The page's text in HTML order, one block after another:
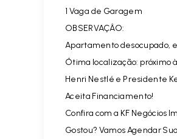
1 Vaga de Garagem
OBSERVAÇÂO:
Apartamento desocupado,
Ótima localização: próximo
Henri Nestlé e Presidente
Aceita Financiamento!
Confira com a KF Negócios
Gostou? Vamos Agendar